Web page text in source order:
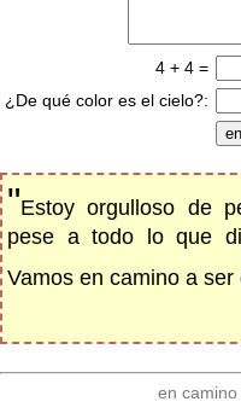
4 + 4 =
¿De qué color es el cielo?:
"Estoy orgulloso de
pese a todo lo que
Vamos en camino a ser
en camino